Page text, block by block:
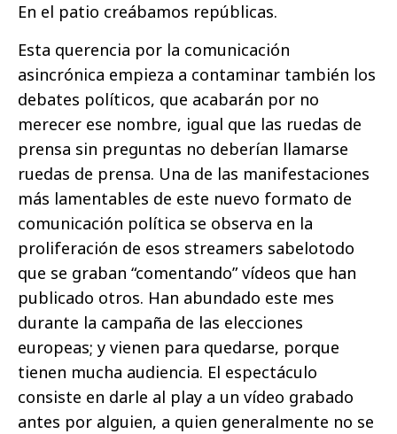
En el patio creábamos repúblicas.
Esta querencia por la comunicación
asincrónica empieza a contaminar también los
debates políticos, que acabarán por no
merecer ese nombre, igual que las ruedas de
prensa sin preguntas no deberían llamarse
ruedas de prensa. Una de las manifestaciones
más lamentables de este nuevo formato de
comunicación política se observa en la
proliferación de esos streamers sabelotodo
que se graban “comentando” vídeos que han
publicado otros. Han abundado este mes
durante la campaña de las elecciones
europeas; y vienen para quedarse, porque
tienen mucha audiencia. El espectáculo
consiste en darle al play a un vídeo grabado
antes por alguien, a quien generalmente no se